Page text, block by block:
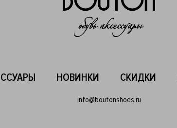
НОВИНКИ СКИДКИ
info@boutonshoes.ru